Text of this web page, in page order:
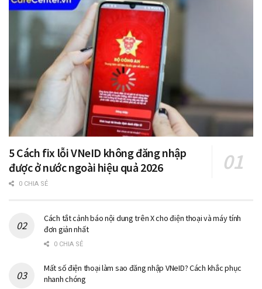
5 Cách fix lỗi VNeID không đăng nhập
được ở nước ngoài hiệu quả 2026
0 CHIA SẺ
Cách tắt cảnh báo nội dung trên X cho điện thoại và máy tính
đơn giản nhất
0 CHIA SẺ
Mất số điện thoại làm sao đăng nhập VNeID? Cách khắc phục
nhanh chóng